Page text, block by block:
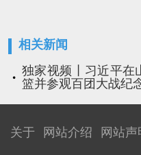
相关新闻
独家视频丨习近平在
篮并参观百团大战纪
关于 网站介绍 网站声